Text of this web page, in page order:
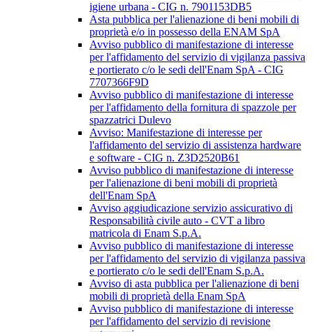
igiene urbana - CIG n. 7901153DB5
Asta pubblica per l'alienazione di beni mobili di
proprietà e/o in possesso della ENAM SpA
Avviso pubblico di manifestazione di interesse
per l'affidamento del servizio di vigilanza passiva
e portierato c/o le sedi dell'Enam SpA - CIG
7707366F9D
Avviso pubblico di manifestazione di interesse
per l'affidamento della fornitura di spazzole per
spazzatrici Dulevo
Avviso: Manifestazione di interesse per
l'affidamento del servizio di assistenza hardware
e software - CIG n. Z3D2520B61
Avviso pubblico di manifestazione di interesse
per l'alienazione di beni mobili di proprietà
dell'Enam SpA
Avviso aggiudicazione servizio assicurativo di
Responsabilità civile auto - CVT a libro
matricola di Enam S.p.A.
Avviso pubblico di manifestazione di interesse
per l'affidamento del servizio di vigilanza passiva
e portierato c/o le sedi dell'Enam S.p.A.
Avviso di asta pubblica per l'alienazione di beni
mobili di proprietà della Enam SpA
Avviso pubblico di manifestazione di interesse
per l'affidamento del servizio di revisione